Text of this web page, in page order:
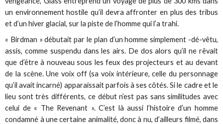
un environnement hostile qu’il devra affronter en plus des tribus
et d’un hiver glacial, sur la piste de l’homme qui l’a trahi.
« Birdman » débutait par le plan d’un homme simplement -dé-vêtu,
assis, comme suspendu dans les airs. De dos alors qu’il ne rêvait
que d’être à nouveau sous les feux des projecteurs et au devant
de la scène. Une voix off (sa voix intérieure, celle du personnage
qu’il avait incarné) apparaissait parfois à ses côtés. Si le cadre et le
lieu sont très différents, ce début n’est pas sans similitudes avec
celui de « The Revenant ». C’est là aussi l’histoire d’un homme
condamné à une certaine animalité, donc à nu, d’ailleurs filmé, dans